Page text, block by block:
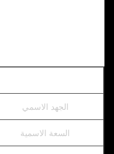
الجهد الاسمي
السعة الاسمية